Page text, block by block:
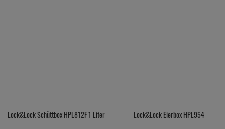
Lock&Lock Schüttbox HPL812F 1 Liter Lock&Lock Eierbox HPL954